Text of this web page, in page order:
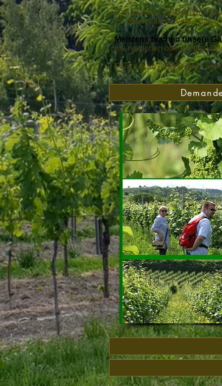
Das Erlebnis mit dem
Es ist ein tolles Event, wobei
Meistens buchen unsere
die restlichen oben in der
Falls sie an mehr Details